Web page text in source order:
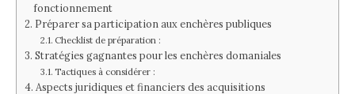
fonctionnement
Préparer sa participation aux enchères publiques
Checklist de préparation :
Stratégies gagnantes pour les enchères domaniales
Tactiques à considérer :
Aspects juridiques et financiers des acquisitions